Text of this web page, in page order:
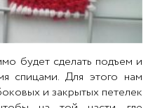
будет сделать подъем и
спицами. Для этого нам
и закрытых петелек